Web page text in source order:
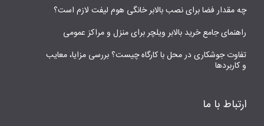
چه مقدار فضا برای نصب بالابر خانگی هوم لیفت لازم است؟
راهنمای جامع خرید بالابر ویلچر برای منزل و مراکز عمومی
تفاوت جوشکاری در محل با کارگاه چیست؟ بررسی مزایا، معایب
و کاربردها
ارتباط با ما